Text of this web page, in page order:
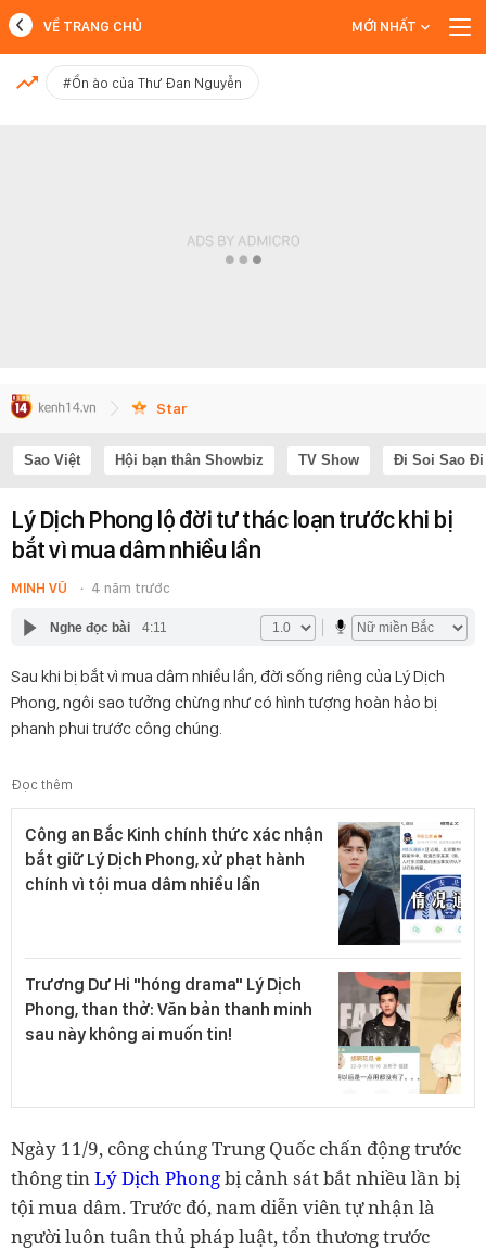
MỚI NHẤT
VỀ TRANG CHỦ MỚI NHẤT
#Ồn ào của Thư Đan Nguyễn
Star
Sao Việt Hội bạn thân Showbiz TV Show Đi Soi Sao Đi
Lý Dịch Phong lộ đời tư thác loạn trước khi bị
bắt vì mua dâm nhiều lần
MINH VŨ 4 năm trước
Nghe đọc bài 4:11
Sau khi bị bắt vì mua dâm nhiều lần, đời sống riêng của Lý Dịch
Phong, ngôi sao tưởng chừng như có hình tượng hoàn hảo bị
phanh phui trước công chúng.
Đọc thêm
Công an Bắc Kinh chính thức xác nhận
bắt giữ Lý Dịch Phong, xử phạt hành
chính vì tội mua dâm nhiều lần
Trương Dư Hi "hóng drama" Lý Dịch
Phong, than thở: Văn bản thanh minh
sau này không ai muốn tin!
Ngày 11/9, công chúng Trung Quốc chấn động trước
thông tinLý Dịch Phongbị cảnh sát bắt nhiều lần bị
tội mua dâm. Trước đó, nam diễn viên tự nhận là
người luôn tuân thủ pháp luật, tổn thương trước